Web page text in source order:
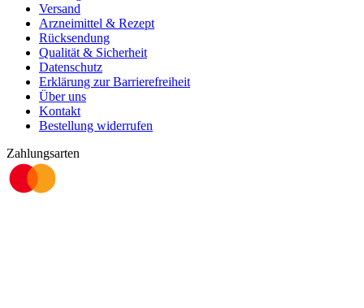
Versand
Arzneimittel & Rezept
Rücksendung
Qualität & Sicherheit
Datenschutz
Erklärung zur Barrierefreiheit
Über uns
Kontakt
Bestellung widerrufen
Zahlungsarten